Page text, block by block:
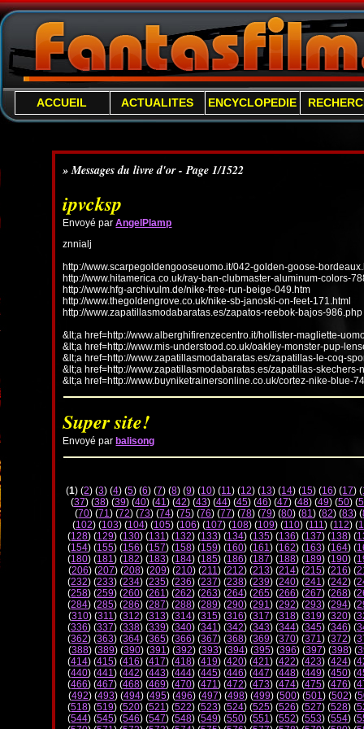
ACCUEIL ACTUALITES ENCYCLOPEDIE
» Messages du livre d'or - Page 1/1522
ipvcksp
Envoyé parAngelPlamp
znnialj
http://www.scarpegoldengooseuomo.it/042-golden-goose-
http://www.hitamerica.co.uk/ray-ban-clubmaster-aluminum-colors-
http://www.hfg-archivulm.de/nike-free-run-beige-049.htm
http://www.thegoldengrove.co.uk/nike-sb-janoski-on-feet-171.html
http://www.zapatillasmodabaratas.es/zapatos-reebok-bajos-986.php
&lt;a href=http://www.alberghifirenzecentro.it/hollister-magliette-
&lt;a href=http://www.mis-understood.co.uk/oakley-monster-pup-
&lt;a href=http://www.zapatillasmodabaratas.es/zapatillas-le-coq-
&lt;a href=http://www.zapatillasmodabaratas.es/zapatillas-
&lt;a href=http://www.buyniketrainersonline.co.uk/cortez-nike-blue-
Super site!
Envoyé par balisong
(1) (2) (3) (4) (5) (6) (7) (8) (9) (10) (11) (12) (13) (14) (15) (16) (17) (
(37) (38) (39) (40) (41) (42) (43) (44) (45) (46) (47) (48) (49) (50) (
(70) (71) (72) (73) (74) (75) (76) (77) (78) (79) (80) (81) (82) (83) (
(102) (103) (104) (105) (106) (107) (108) (109) (110) (111) (112) (
(128) (129) (130) (131) (132) (133) (134) (135) (136) (137) (138) (
(154) (155) (156) (157) (158) (159) (160) (161) (162) (163) (164) (
(180) (181) (182) (183) (184) (185) (186) (187) (188) (189) (190) (
(206) (207) (208) (209) (210) (211) (212) (213) (214) (215) (216) (
(232) (233) (234) (235) (236) (237) (238) (239) (240) (241) (242) (
(258) (259) (260) (261) (262) (263) (264) (265) (266) (267) (268) (
(284) (285) (286) (287) (288) (289) (290) (291) (292) (293) (294) (
(310) (311) (312) (313) (314) (315) (316) (317) (318) (319) (320) (
(336) (337) (338) (339) (340) (341) (342) (343) (344) (345) (346) (
(362) (363) (364) (365) (366) (367) (368) (369) (370) (371) (372) (
(388) (389) (390) (391) (392) (393) (394) (395) (396) (397) (398) (
(414) (415) (416) (417) (418) (419) (420) (421) (422) (423) (424) (
(440) (441) (442) (443) (444) (445) (446) (447) (448) (449) (450) (
(466) (467) (468) (469) (470) (471) (472) (473) (474) (475) (476) (
(492) (493) (494) (495) (496) (497) (498) (499) (500) (501) (502) (
(518) (519) (520) (521) (522) (523) (524) (525) (526) (527) (528) (
(544) (545) (546) (547) (548) (549) (550) (551) (552) (553) (554) (